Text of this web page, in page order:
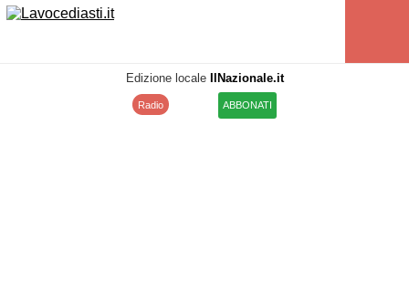
Edizione locale IlNazionale.it
Radio ABBONATI